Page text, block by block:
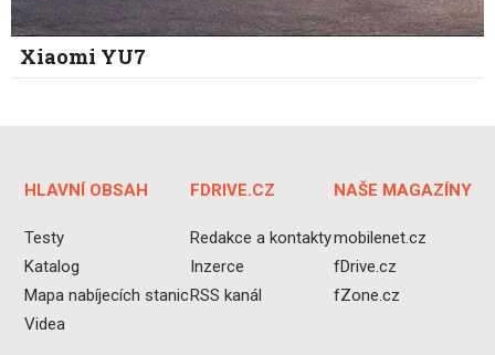
Xiaomi YU7
HLAVNÍ OBSAH
Testy
Katalog
Mapa nabíjecích stanic
Videa
FDRIVE.CZ
Redakce a kontakty
Inzerce
RSS kanál
NAŠE MAGAZÍNY
mobilenet.cz
fDrive.cz
fZone.cz